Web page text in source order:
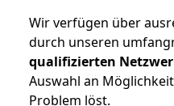
Wir verfügen über
durch unseren
qualifizierten
Auswahl an
Problem löst.